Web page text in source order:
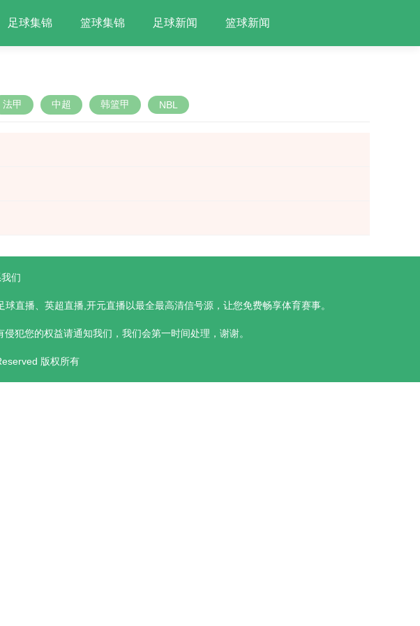
足球集锦 篮球集锦 足球新闻 篮球新闻
法甲 中超 韩篮甲 NBL
们
直播、英超直播,开元直播以最全最高清信号源，让您免费畅享体育赛事。
犯您的权益请通知我们，我们会第一时间处理，谢谢。
版权所有